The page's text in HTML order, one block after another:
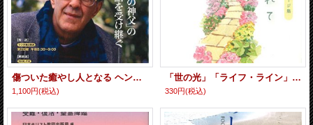
傷ついた癒やし人となる ヘンリ・ナウエンの歩みと言葉（ＮＨＫ宗教の時間） ※お取り寄せ品
1,100円(税込)
「世の光」「ライフ・ライン」バイブルメッセージ集]愛の泉あふれて※お取り寄せ品
330円(税込)